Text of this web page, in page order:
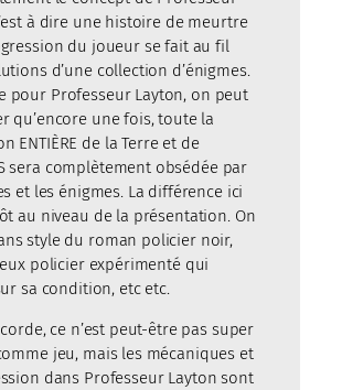
à dire une histoire de meurtre
du joueur se fait au fil
d’une collection d’énigmes.
pour Professeur Layton, on peut
qu’encore une fois, toute la
ENTIÈRE de la Terre et de
sera complètement obsédée par
et les énigmes. La différence ici
au niveau de la présentation. On
style du roman policier noir,
policier expérimenté qui
sa condition, etc etc.
ce n’est peut-être pas super
jeu, mais les mécaniques et
dans Professeur Layton sont